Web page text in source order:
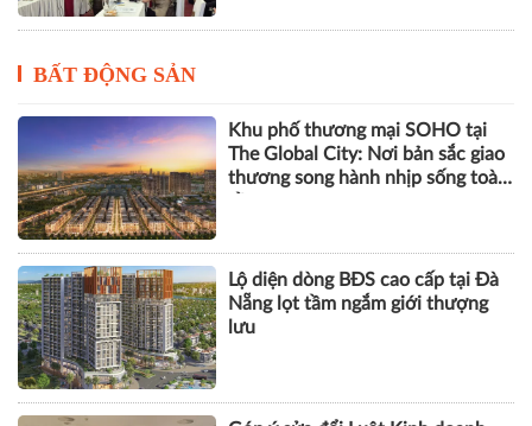
BẤT ĐỘNG SẢN
Khu phố thương mại SOHO tại
The Global City: Nơi bản sắc giao
thương song hành nhịp sống toàn
Lộ diện dòng BĐS cao cấp tại Đà
Nẵng lọt tầm ngắm giới thượng
lưu